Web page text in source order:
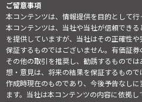
ご留意事項
本コンテンツは、情報提供を目的として行
本コンテンツは、当社や当社が信頼でき
を提供していますが、当社はその正確性
保証するものではございません。有価証券
その他の取引を推奨し、勧誘するもので
想・意見は、将来の結果を保証するもの
作成時現在のものであり、今後予告なし
ます。当社は本コンテンツの内容に依拠